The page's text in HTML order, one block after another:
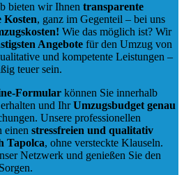
bieten wir Ihnen transparente
Kosten, ganz im Gegenteil – bei uns
Wie das möglich ist? Wir
Angebote für den Umzug von
und kompetente Leistungen –
teuer sein.
Formular können Sie innerhalb
und IhrUmzugsbudget genau
Unsere professionellen
einen stressfreien und qualitativ
Tapolca, ohne versteckte Klauseln.
Netzwerk und genießen Sie den